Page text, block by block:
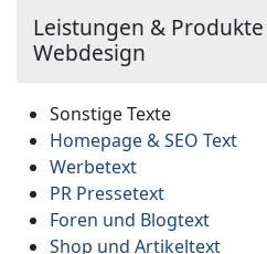
Leistungen &
Webdesign
Sonstige Texte
Homepage & SEO Text
Werbetext
PR Pressetext
Foren und Blogtext
Shop und Artikeltext